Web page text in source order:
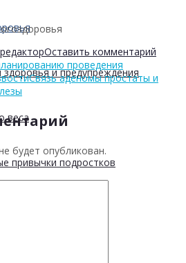
и предупреждения
веса
привычки подростков
Оставить комментарий
проведения
Связь аденомы простаты и
будет опубликован.